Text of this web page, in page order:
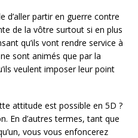
d’aller partir en guerre contre
de la vôtre surtout si en plus
qu’ils vont rendre service à
sont animés que par la
veulent imposer leur point
attitude est possible en 5D ?
En d’autres termes, tant que
vous vous enfoncerez